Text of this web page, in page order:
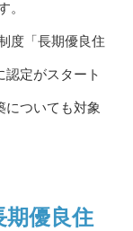
。
度「長期優良住
認定がスタート
についても対象
期優良住